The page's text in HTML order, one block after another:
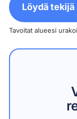
Löydä
Tavoitat alueesi